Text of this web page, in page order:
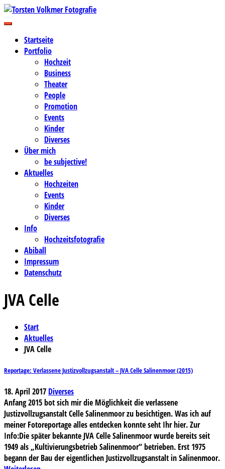
Zum
Inhalt
Torsten Volkmer Fotografie
Business-, Portrait- und Hochzeitsfotografie
Startseite
Portfolio
Hochzeit
Business
Theater
People
Promotion
Events
Kinder
Diverses
Über mich
be subjective!
Aktuelles
Hochzeiten
Events
Kinder
Diverses
Info
Hochzeitsfotografie
Abiball
Impressum
Datenschutz
JVA Celle
Start
Aktuelles
JVA Celle
Reportage: Verlassene Justizvollzugsanstalt – JVA Celle Salinenmoor (2015)
18. April 2017 Diverses
Anfang 2015 bot sich mir die Möglichkeit die verlassene
Justizvollzugsanstalt Celle Salinenmoor zu besichtigen. Was ich auf
meiner Fotoreportage alles entdecken konnte seht Ihr hier. Zur
Info:Die später bekannte JVA Celle Salinenmoor wurde bereits seit
1949 als „Kultivierungsbetrieb Salinenmoor“ betrieben. Erst 1975
begann der Bau der eigentlichen Justizvollzugsanstalt in Salinenmoor.